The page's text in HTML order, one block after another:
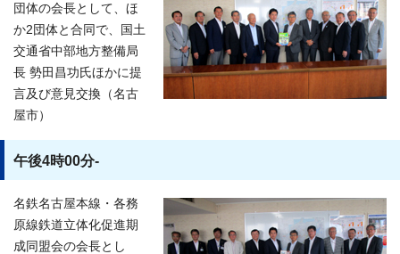
団体の会長として、ほ
か2団体と合同で、国土
交通省中部地方整備局
長 勢田昌功氏ほかに提
言及び意見交換（名古
屋市）
午後4時00分-
名鉄名古屋本線・各務
原線鉄道立体化促進期
成同盟会の会長とし